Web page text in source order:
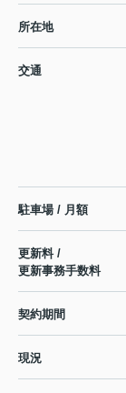
所在地
交通
駐車場 / 月額
更新料 /
更新事務手数料
契約期間
現況